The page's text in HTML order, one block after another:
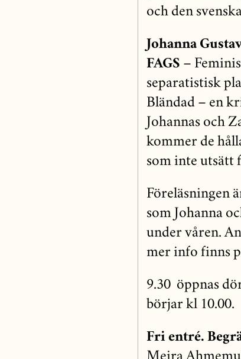
och den
Johanna
FAGS –
separatistisk
Bländad – en
Johannas och
kommer de
som inte utsätt
Föreläsningen
som Johanna
under våren.
mer info finns
9.30 öppnas
börjar kl 10.00.
Fri entré.